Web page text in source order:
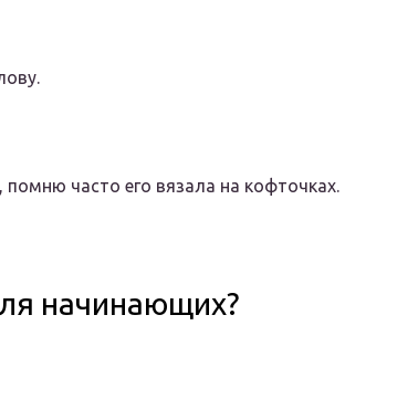
часто его вязала на кофточках.
начинающих?